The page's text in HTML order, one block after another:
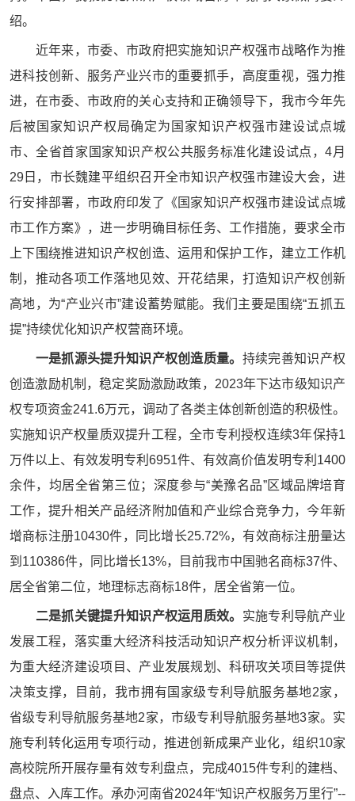
绍。
近年来，市委、市政府把实施知识产权强市战略作为推
进科技创新、服务产业兴市的重要抓手，高度重视，强力推
进，在市委、市政府的关心支持和正确领导下，我市今年先
后被国家知识产权局确定为国家知识产权强市建设试点城
市、全省首家国家知识产权公共服务标准化建设试点，4月
29日，市长魏建平组织召开全市知识产权强市建设大会，进
行安排部署，市政府印发了《国家知识产权强市建设试点城
市工作方案》，进一步明确目标任务、工作措施，要求全市
上下围绕推进知识产权创造、运用和保护工作，建立工作机
制，推动各项工作落地见效、开花结果，打造知识产权创新
高地，为“产业兴市”建设蓄势赋能。我们主要是围绕“五抓五
提”持续优化知识产权营商环境。
一是抓源头提升知识产权创造质量。 持续完善知识产权
创造激励机制，稳定奖励激励政策，2023年下达市级知识产
权专项资金241.6万元，调动了各类主体创新创造的积极性。
实施知识产权量质双提升工程，全市专利授权连续3年保持1
万件以上、有效发明专利6951件、有效高价值发明专利1400
余件，均居全省第三位；深度参与“美豫名品”区域品牌培育
工作，提升相关产品经济附加值和产业综合竞争力，今年新
增商标注册10430件，同比增长25.72%，有效商标注册量达
到110386件，同比增长13%，目前我市中国驰名商标37件、
居全省第二位，地理标志商标18件，居全省第一位。
二是抓关键提升知识产权运用质效。 实施专利导航产业
发展工程，落实重大经济科技活动知识产权分析评议机制，
为重大经济建设项目、产业发展规划、科研攻关项目等提供
决策支撑，目前，我市拥有国家级专利导航服务基地2家，
省级专利导航服务基地2家，市级专利导航服务基地3家。实
施专利转化运用专项行动，推进创新成果产业化，组织10家
高校院所开展存量有效专利盘点，完成4015件专利的建档、
盘点、入库工作。承办河南省2024年“知识产权服务万里行”--